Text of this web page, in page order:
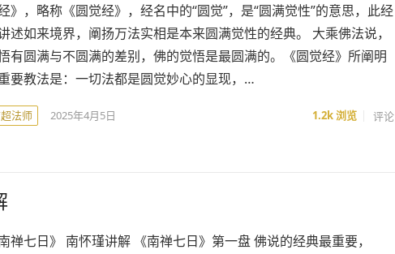
》，略称《圆觉经》，经名中的“圆觉”，是“圆满觉性”的意思，此经
述如来境界，阐扬万法实相是本来圆满觉性的经典。 大乘佛法说，
有圆满与不圆满的差别，佛的觉悟是最圆满的。《圆觉经》所阐明
要教法是：一切法都是圆觉妙心的显现，…
法师 2025年4月5日 1.2k浏览 评论
南禅七日》 南怀瑾讲解 《南禅七日》第一盘 佛说的经典最重要，